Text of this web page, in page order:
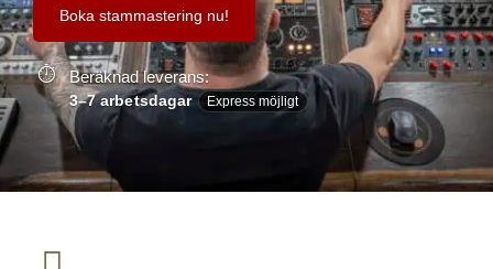
Boka stammastering nu!
Beräknad leverans:
3–7 arbetsdagar Express möjligt